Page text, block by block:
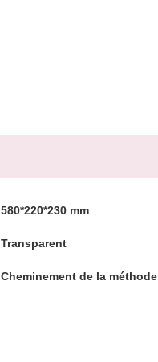
580*220*230 mm
Transparent
Cheminement de la méthode